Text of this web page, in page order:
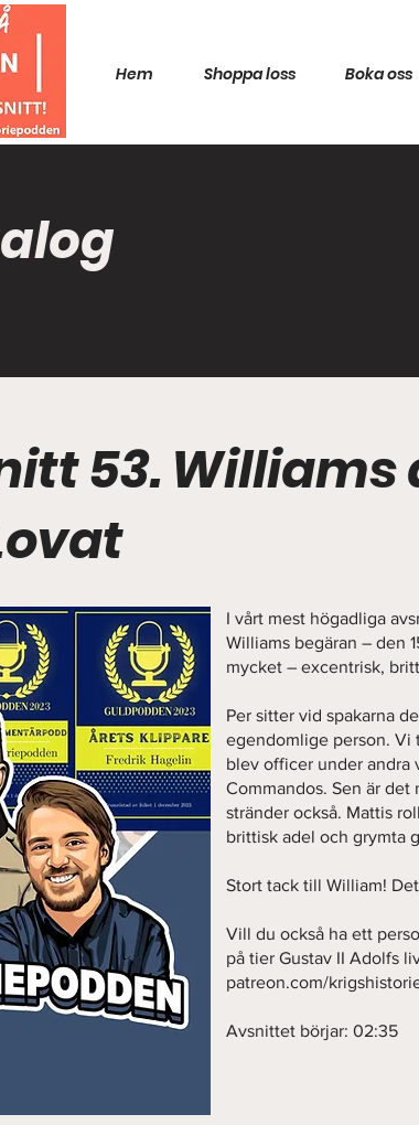
Hem Shoppa loss Boka oss
53. Williams
I vårt mest högadliga
Williams begäran – den
mycket – excentrisk,
Per sitter vid spakarna
egendomlige person. Vi
blev officer under andra
Commandos. Sen är
stränder också. Mattis
brittisk adel och grymta
Stort tack till William!
Vill du också ha ett
på tier Gustav II Adolfs
patreon.com/
Avsnittet börjar: 02:35